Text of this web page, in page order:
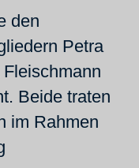
den
Petra
Beide traten
im Rahmen